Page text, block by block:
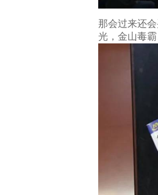
那会过来还
光，金山毒